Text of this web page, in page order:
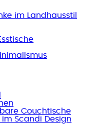
im Landhausstil
Couchtische
Scandi Design